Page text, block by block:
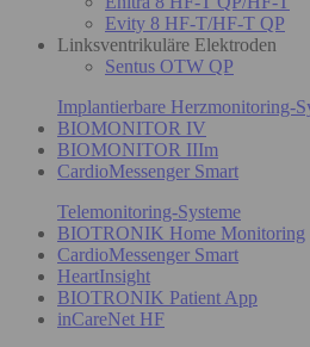
Evity 8 HF-T/HF-T QP
Linksventrikuläre Elektroden
Sentus OTW QP
Implantierbare Herzmonitoring-
BIOMONITOR IV
BIOMONITOR IIIm
CardioMessenger Smart
Telemonitoring-Systeme
BIOTRONIK Home Monitoring
CardioMessenger Smart
HeartInsight
BIOTRONIK Patient App
inCareNet HF